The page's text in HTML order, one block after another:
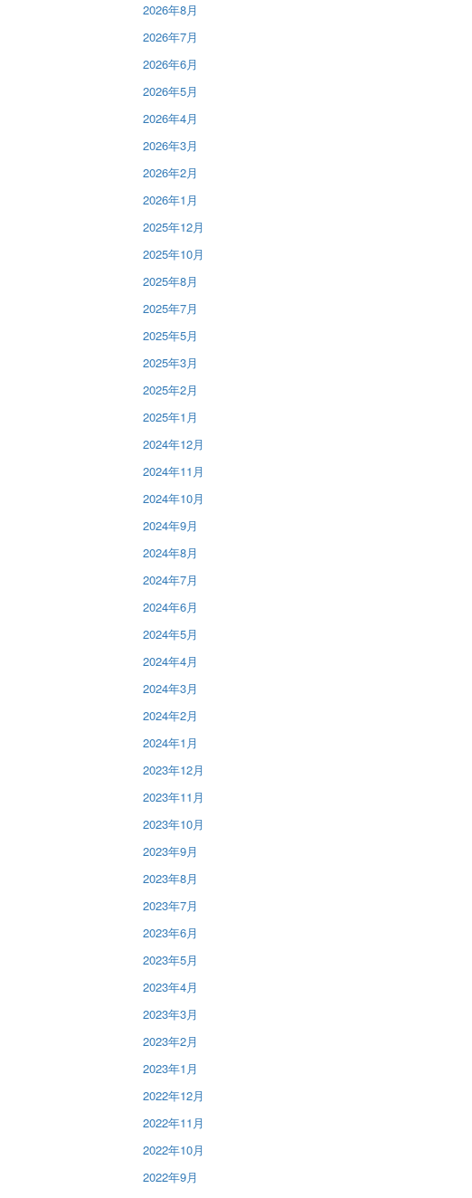
2026年8月
2026年7月
2026年6月
2026年5月
2026年4月
2026年3月
2026年2月
2026年1月
2025年12月
2025年10月
2025年8月
2025年7月
2025年5月
2025年3月
2025年2月
2025年1月
2024年12月
2024年11月
2024年10月
2024年9月
2024年8月
2024年7月
2024年6月
2024年5月
2024年4月
2024年3月
2024年2月
2024年1月
2023年12月
2023年11月
2023年10月
2023年9月
2023年8月
2023年7月
2023年6月
2023年5月
2023年4月
2023年3月
2023年2月
2023年1月
2022年12月
2022年11月
2022年10月
2022年9月